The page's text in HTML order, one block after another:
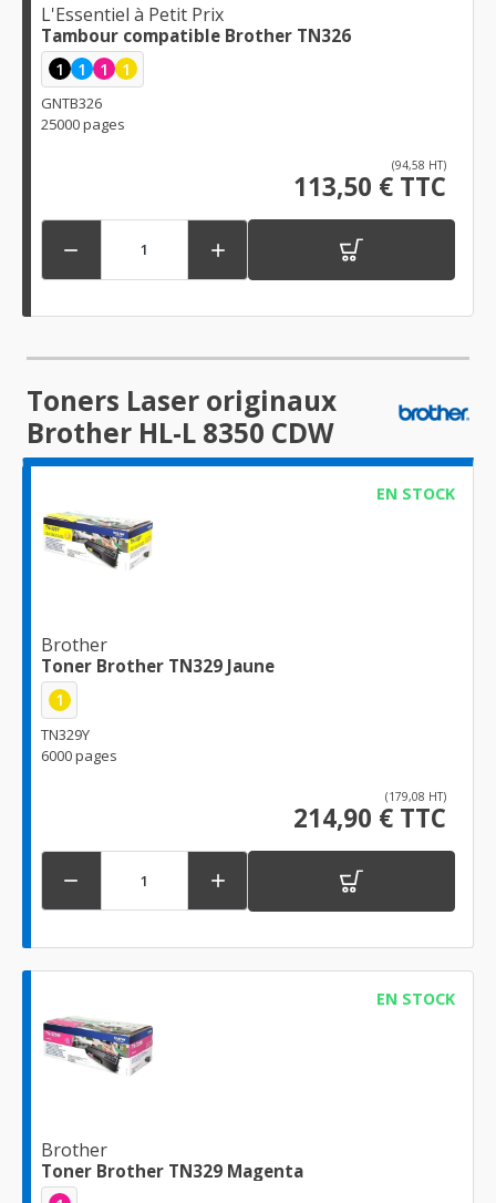
L'Essentiel à Petit Prix
Tambour compatible Brother TN326
1 1 1 1
GNTB326
25000 pages
(94,58 HT)
113,50 € TTC
 
Toners Laser originaux
Brother HL-L 8350 CDW
EN STOCK
Brother
Toner Brother TN329 Jaune
1
TN329Y
6000 pages
(179,08 HT)
214,90 € TTC
 
EN STOCK
Brother
Toner Brother TN329 Magenta